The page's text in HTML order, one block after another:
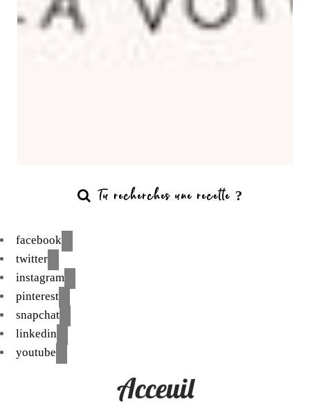
facebook
twitter
instagram
pinterest
snapchat
linkedin
youtube
Acceuil